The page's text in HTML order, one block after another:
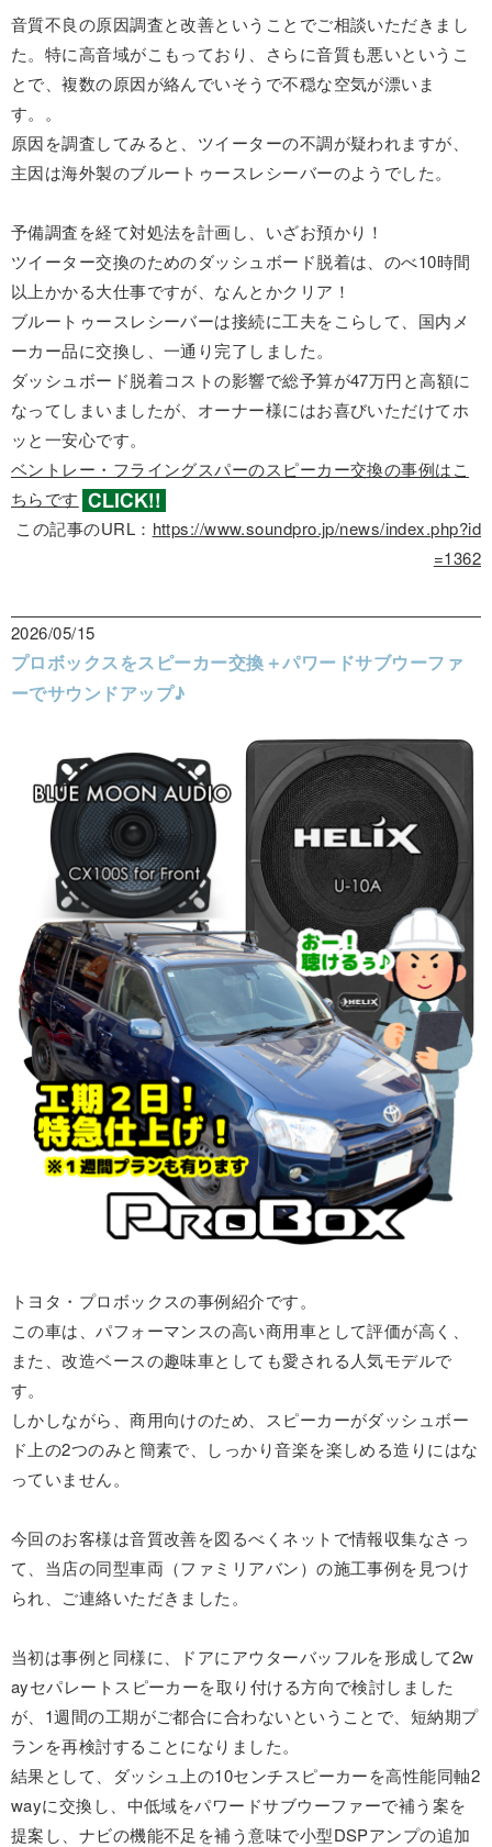
音質不良の原因調査と改善ということでご相談いただきまし
た。特に高音域がこもっており、さらに音質も悪いというこ
とで、複数の原因が絡んでいそうで不穏な空気が漂いま
す。。
原因を調査してみると、ツイーターの不調が疑われますが、
主因は海外製のブルートゥースレシーバーのようでした。
予備調査を経て対処法を計画し、いざお預かり！
ツイーター交換のためのダッシュボード脱着は、のべ10時間
以上かかる大仕事ですが、なんとかクリア！
ブルートゥースレシーバーは接続に工夫をこらして、国内メ
ーカー品に交換し、一通り完了しました。
ダッシュボード脱着コストの影響で総予算が47万円と高額に
なってしまいましたが、オーナー様にはお喜びいただけてホ
ッと一安心です。
ベントレー・フライングスパーのスピーカー交換の事例はこ
ちらです
この記事のURL： https://www.soundpro.jp/news/index.php?id
=1362
2026/05/15
プロボックスをスピーカー交換＋パワードサブウーファ
ーでサウンドアップ♪
トヨタ・プロボックスの事例紹介です。
この車は、パフォーマンスの高い商用車として評価が高く、
また、改造ベースの趣味車としても愛される人気モデルで
す。
しかしながら、商用向けのため、スピーカーがダッシュボー
ド上の2つのみと簡素で、しっかり音楽を楽しめる造りにはな
っていません。
今回のお客様は音質改善を図るべくネットで情報収集なさっ
て、当店の同型車両（ファミリアバン）の施工事例を見つけ
られ、ご連絡いただきました。
当初は事例と同様に、ドアにアウターバッフルを形成して2w
ayセパレートスピーカーを取り付ける方向で検討しました
が、1週間の工期がご都合に合わないということで、短納期プ
ランを再検討することになりました。
結果として、ダッシュ上の10センチスピーカーを高性能同軸2
wayに交換し、中低域をパワードサブウーファーで補う案を
提案し、ナビの機能不足を補う意味で小型DSPアンプの追加